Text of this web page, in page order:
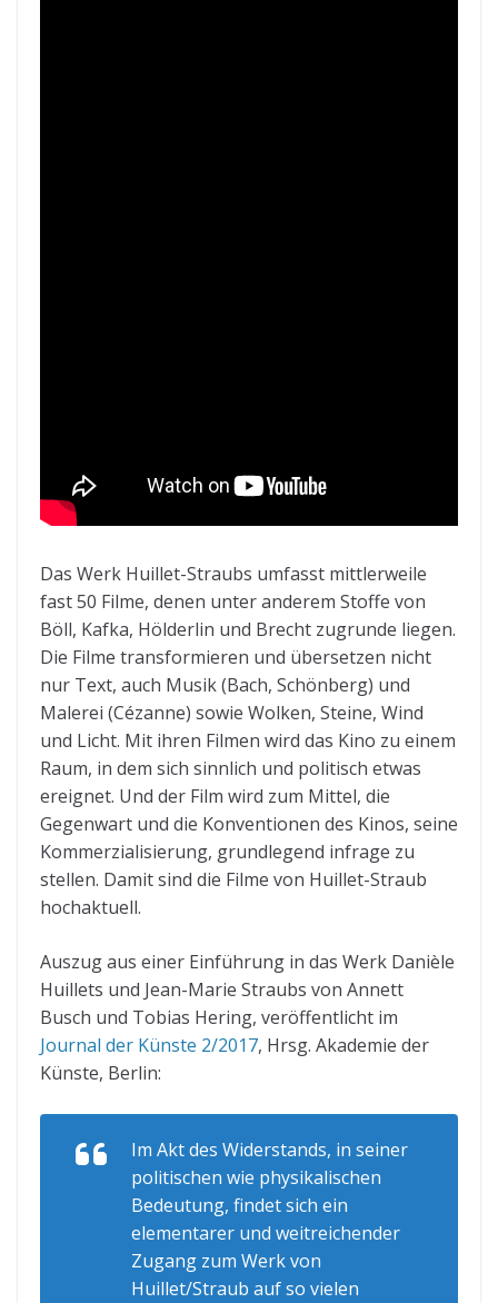
Das Werk Huillet-Straubs umfasst mittlerweile
fast 50 Filme, denen unter anderem Stoffe von
Böll, Kafka, Hölderlin und Brecht zugrunde liegen.
Die Filme transformieren und übersetzen nicht
nur Text, auch Musik (Bach, Schönberg) und
Malerei (Cézanne) sowie Wolken, Steine, Wind
und Licht. Mit ihren Filmen wird das Kino zu einem
Raum, in dem sich sinnlich und politisch etwas
ereignet. Und der Film wird zum Mittel, die
Gegenwart und die Konventionen des Kinos, seine
Kommerzialisierung, grundlegend infrage zu
stellen. Damit sind die Filme von Huillet-Straub
hochaktuell.
Auszug aus einer Einführung in das Werk Danièle
Huillets und Jean-Marie Straubs von Annett
Busch und Tobias Hering, veröffentlicht im
Journal der Künste 2/2017, Hrsg. Akademie der
Künste, Berlin:
Im Akt des Widerstands, in seiner
politischen wie physikalischen
Bedeutung, findet sich ein
elementarer und weitreichender
Zugang zum Werk von
Huillet/Straub auf so vielen